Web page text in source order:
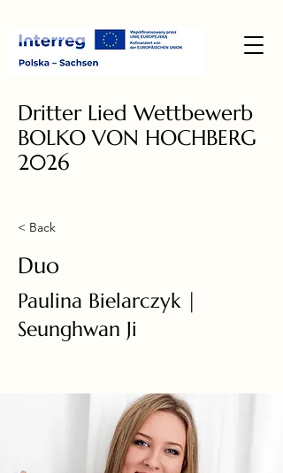
Dritter Lied Wettbewerb
BOLKO VON HOCHBERG
2026
< Back
Duo
Paulina Bielarczyk |
Seunghwan Ji